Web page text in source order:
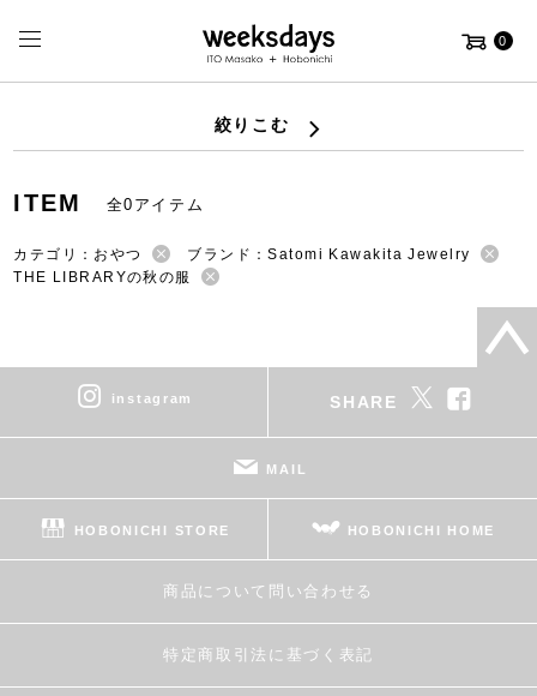
0
絞りこむ
ITEM 全0アイテム
カテゴリ：おやつ
ブランド：Satomi Kawakita Jewelry
THE LIBRARYの秋の服
instagram SHARE
MAIL
HOBONICHI STORE HOBONICHI HOME
商品について問い合わせる
特定商取引法に基づく表記